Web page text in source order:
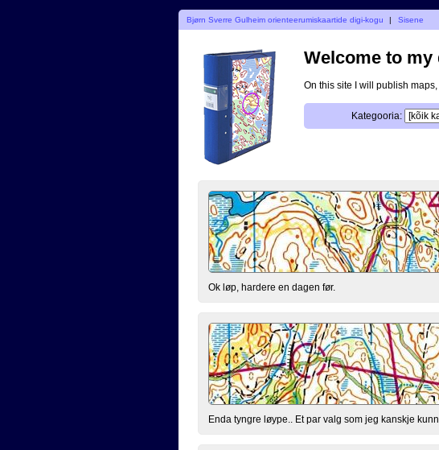
Bjørn Sverre Gulheim orienteerumiskaartide digi-kogu | Sisene
Welcome to
On this site I will publish
Kategooria:
Ok løp, hardere en dagen før.
Enda tyngre løype.. Et par valg som jeg kanskje